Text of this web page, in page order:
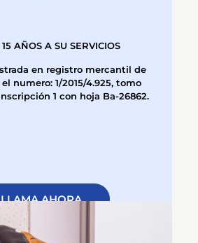
AÑOS A SU SERVICIOS
en registro mercantil de
numero: 1/2015/4.925, tomo
1 con hoja Ba-26862.
LLAMA AHORA